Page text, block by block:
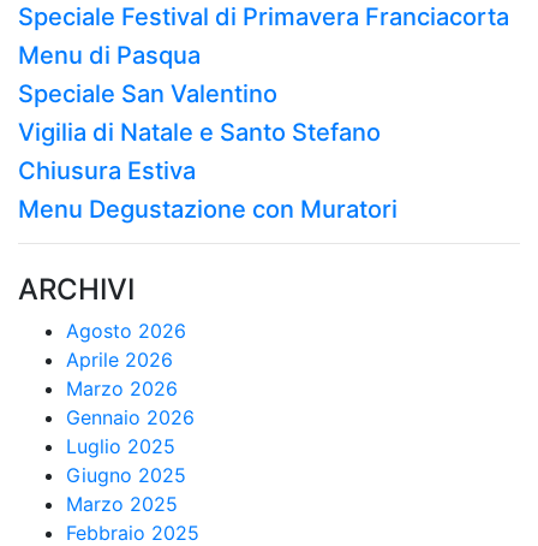
Speciale Festival di Primavera Franciacorta
Menu di Pasqua
Speciale San Valentino
Vigilia di Natale e Santo Stefano
Chiusura Estiva
Menu Degustazione con Muratori
ARCHIVI
Agosto 2026
Aprile 2026
Marzo 2026
Gennaio 2026
Luglio 2025
Giugno 2025
Marzo 2025
Febbraio 2025